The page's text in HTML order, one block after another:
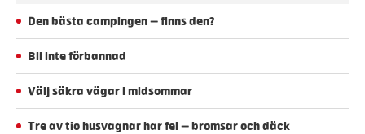
Den bästa campingen – finns den?
Bli inte förbannad
Välj säkra vägar i midsommar
Tre av tio husvagnar har fel – bromsar och däck